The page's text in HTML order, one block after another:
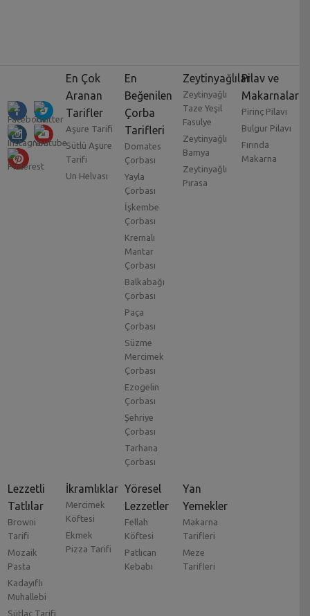
En Çok
Aranan
Tarifler
Aşure Tarifi
Sütlü Aşure
Tarifi
Un Helvası
En
Beğenilen
Çorba
Tarifleri
Domates
Çorbası
Yayla
Çorbası
İşkembe
Çorbası
Kremalı
Mantar
Çorbası
Balkabağı
Çorbası
Paça
Çorbası
Süzme
Mercimek
Çorbası
Ezogelin
Çorbası
Şehriye
Çorbası
Tarhana
Çorbası
Zeytinyağlılar
Zeytinyağlı
Taze Yeşil
Fasulye
Zeytinyağlı
Bamya
Zeytinyağlı
Pırasa
Pilav ve
Makarnalar
Pirinç Pilavı
Bulgur Pilavı
Fırında
Makarna
Lezzetli
Tatlılar
Browni
Tarifi
Mozaik
Pasta
Kadayıflı
Muhallebi
Sütlaç Tarifi
İkramlıklar
Mercimek
Köftesi
Ekmek
Pizza Tarifi
Yöresel
Lezzetler
Fellah
Köftesi
Patlıcan
Kebabı
Yan
Yemekler
Makarna
Tarifleri
Meze
Tarifleri